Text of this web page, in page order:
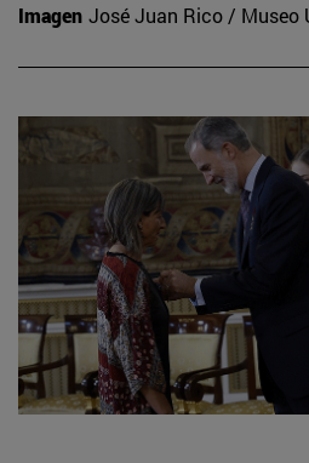
Imagen José Juan Rico / Museo